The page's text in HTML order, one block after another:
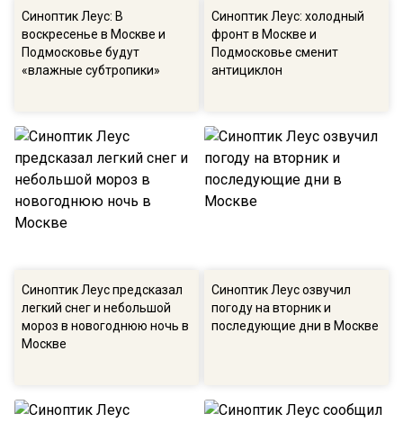
Синоптик Леус: В
воскресенье в Москве и
Подмосковье будут
«влажные субтропики»
Синоптик Леус: холодный
фронт в Москве и
Подмосковье сменит
антициклон
Синоптик Леус предсказал
легкий снег и небольшой
мороз в новогоднюю ночь в
Москве
Синоптик Леус озвучил
погоду на вторник и
последующие дни в Москве